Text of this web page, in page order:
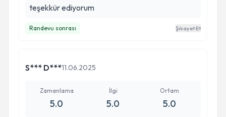
teşekkür ediyorum
Randevu sonrası Şikayet Et
S*** D***11.06.2025
Zamanlama
5.0
İlgi
5.0
Ortam
5.0